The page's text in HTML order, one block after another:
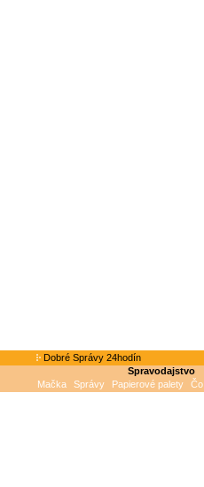
Dobré Správy 24hodín
Spravodajstvo
Mačka
Správy Papierové palety